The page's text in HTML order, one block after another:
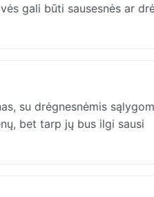
gali būti sausesnės ar
su drėgnesnėmis
bet tarp jų bus ilgi sausi